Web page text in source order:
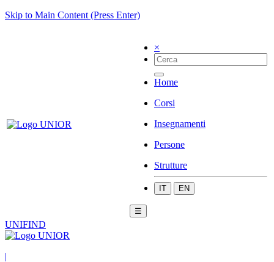
Skip to Main Content (Press Enter)
×
Home
Corsi
Insegnamenti
Persone
Strutture
IT EN
☰
UNIFIND
|